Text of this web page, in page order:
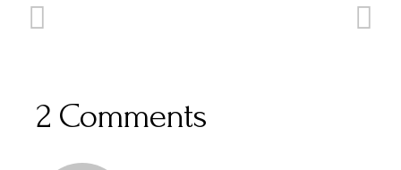
2 Comments